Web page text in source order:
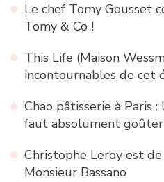
Le chef Tomy Gousset
Tomy & Co !
This Life (Maison
incontournables de cet
Chao pâtisserie à Paris
faut absolument
Christophe Leroy est
Monsieur Bassano